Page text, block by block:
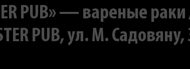
PUB» — вареные
PUB, ул. M.